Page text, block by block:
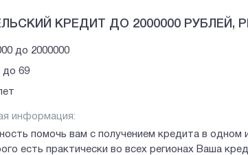
КРЕДИТ ДО 2000000
до 2000000
до 69
информация:
помочь вам с получением кредита в одном
есть практически во всех регионах Ваша